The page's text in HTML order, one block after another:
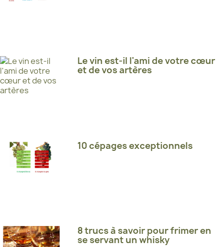
Le vin est-il l'ami de votre cœur
et de vos artères
10 cépages exceptionnels
8 trucs à savoir pour frimer en
se servant un whisky